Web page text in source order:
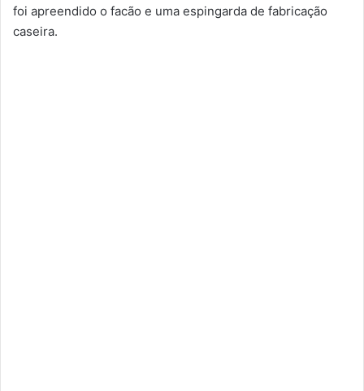
foi apreendido o facão e uma espingarda de fabricação
caseira.